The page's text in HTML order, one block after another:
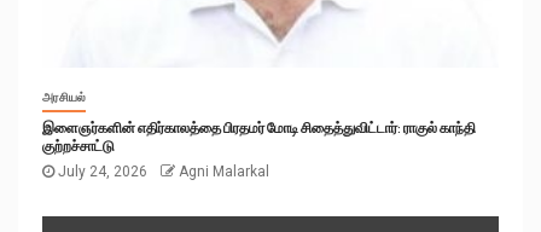
அரசியல்
இளைஞர்களின் எதிர்காலத்தை பிரதமர் மோடி சிதைத்துவிட்டார்: ராகுல் காந்தி
குற்றச்சாட்டு
July 24, 2026
Agni Malarkal